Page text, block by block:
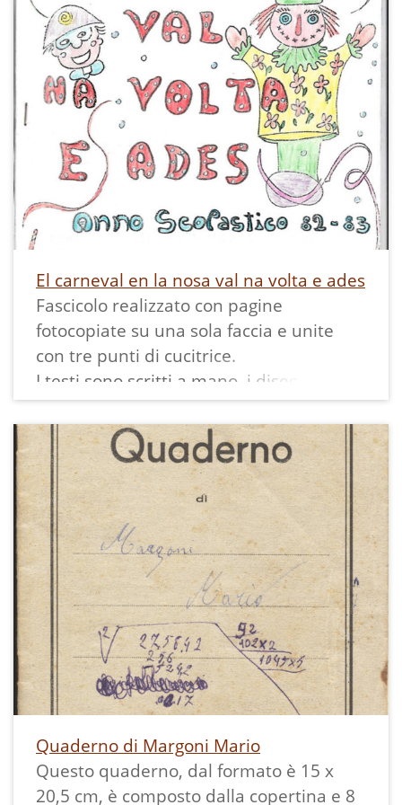
scenario è lo stesso: una scuola vista
come luogo in cui i figli vengono
principalmente custoditi ed educati, con
severità, pochi mezzi e formazione di
genere differente.
El carneval en la nosa val na volta e ades
Fascicolo realizzato con pagine
fotocopiate su una sola faccia e unite
con tre punti di cucitrice.
I testi sono scritti a mano, i disegni
realizzati al tratto sono stati in parte
colorati dopo la fotocopiatura.
Vi hanno contribuito tutte le classi.
Quaderno di Margoni Mario
Questo quaderno, dal formato è 15 x
20,5 cm, è composto dalla copertina e 8